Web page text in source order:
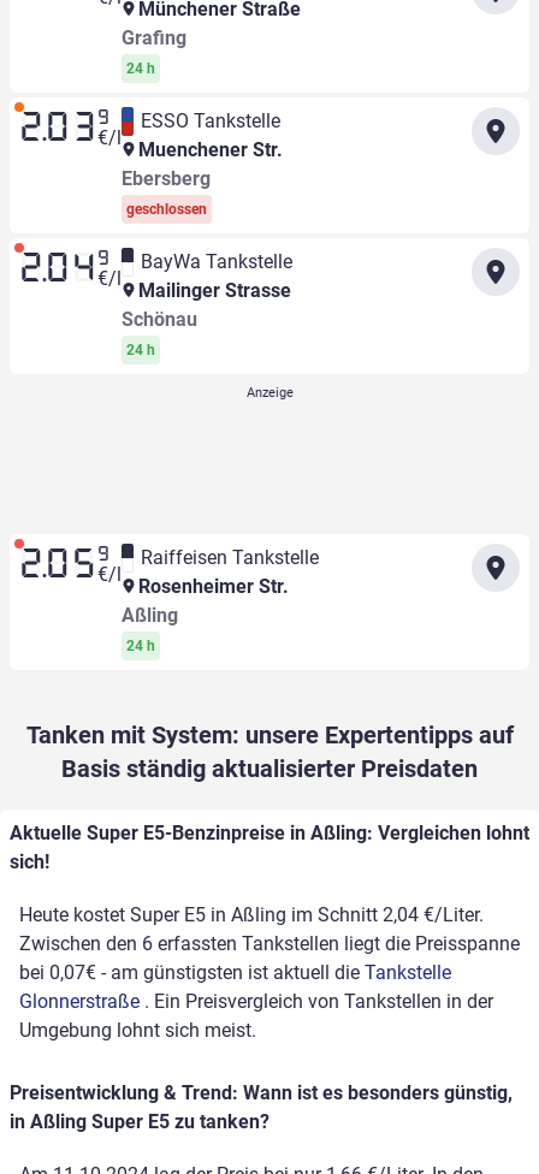
Münchener Straße
Grafing
24 h
2.03 9
€/l
ESSO Tankstelle
Muenchener Str.
Ebersberg
geschlossen
2.04 9
€/l
BayWa Tankstelle
Mailinger Strasse
Schönau
24 h
2.05 9
€/l
Raiffeisen Tankstelle
Rosenheimer Str.
Aßling
24 h
Tanken mit System: unsere Expertentipps auf
Basis ständig aktualisierter Preisdaten
Aktuelle Super E5-Benzinpreise in Aßling: Vergleichen lohnt
sich!
Heute kostet Super E5 in Aßling im Schnitt 2,04 €/Liter.
Zwischen den 6 erfassten Tankstellen liegt die Preisspanne
bei 0,07€ - am günstigsten ist aktuell die Tankstelle
Glonnerstraße . Ein Preisvergleich von Tankstellen in der
Umgebung lohnt sich meist.
Preisentwicklung & Trend: Wann ist es besonders günstig,
in Aßling Super E5 zu tanken?